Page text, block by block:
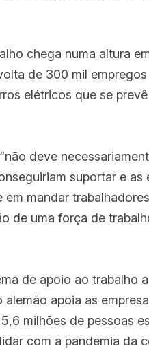
chega numa altura
de 300 mil
elétricos que se
deve
suportar e as
mandar
de uma força de
de apoio ao trabalho
apoia as
milhões de pessoas
com a pandemia da